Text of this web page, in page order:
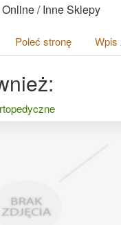
/ Inne Sklepy
Poleć stronę Wpis